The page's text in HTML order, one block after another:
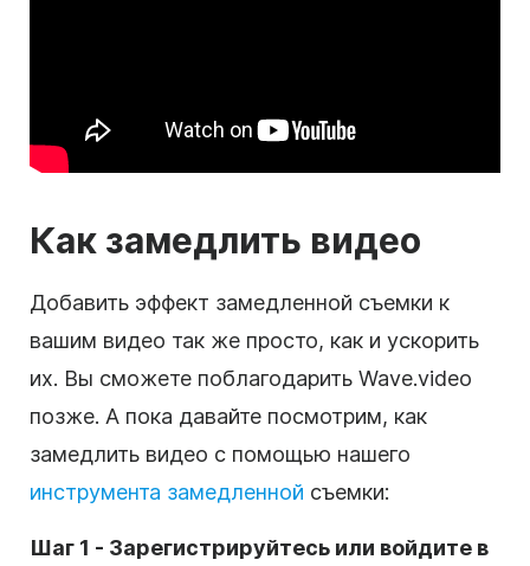
Как замедлить видео
Добавить эффект замедленной съемки к
вашим видео так же просто, как и ускорить
их. Вы сможете поблагодарить Wave.video
позже. А пока давайте посмотрим, как
замедлить видео с помощью нашего
инструмента замедленной съемки:
Шаг 1 - Зарегистрируйтесь или войдите в